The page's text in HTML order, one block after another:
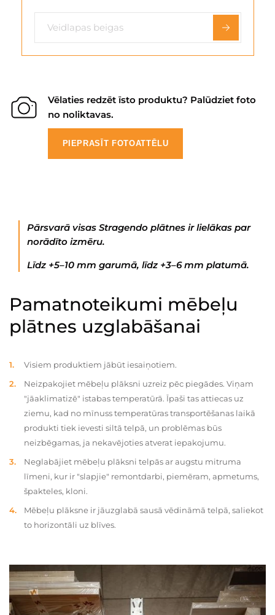
Vēlaties redzēt īsto produktu? Palūdziet foto
no noliktavas.
PIEPRASĪT FOTOATTĒLU
Pārsvarā visas Stragendo plātnes ir lielākas par
norādīto izmēru.
Līdz +5–10 mm garumā, līdz +3–6 mm platumā.
Pamatnoteikumi mēbeļu
plātnes uzglabāšanai
Visiem produktiem jābūt iesaiņotiem.
Neizpakojiet mēbeļu plāksni uzreiz pēc piegādes. Viņam
"jāaklimatizē" istabas temperatūrā. Īpaši tas attiecas uz
ziemu, kad no mīnuss temperatūras transportēšanas laikā
produkti tiek ievesti siltā telpā, un problēmas būs
neizbēgamas, ja nekavējoties atverat iepakojumu.
Neglabājiet mēbeļu plāksni telpās ar augstu mitruma
līmeni, kur ir "slapjie" remontdarbi, piemēram, apmetums,
špakteles, kloni.
Mēbeļu plāksne ir jāuzglabā sausā vēdināmā telpā, saliekot
to horizontāli uz blīves.